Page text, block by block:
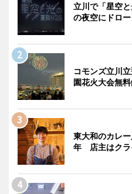
立川で「星空
の夜空にドロ
コモンズ立川
園花火大会無
東大和のカレ
年 店主はクラ